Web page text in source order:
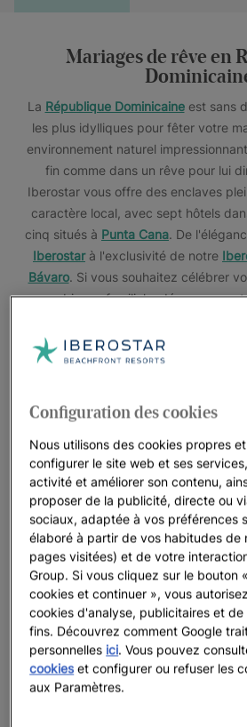
Mariages de rêve en
La République Dominicaineest sans
les plus idylliques pour fêter votre
environnement naturel
fin comme dans un rêve pour lui
Iberostar vous offre des enclaves
caractère local, avec sept hôtels
cinq situés à Punta Cana. De
Iberostarà l'exclusivité de notre
Bávaro. Si vous souhaitez célébrer
ambiance familiale, découvrez
coraux des Caraïbes et qui a inspiré
d'animaux sauvages, de flore, de
surplombant les eaux cristallines des
doute,Iberostar Selection Hacienda
idéal pour célébrer des mariages en
Puerto Plata , vous trouverez
un hôtel pensé pour les familles et
N'hésitez pas àcontacter nos
mariage
; quelle que soit votre
options incroyables à vous
mariage Tout Inclu à
Commencez à planifier et consultez la
de votre mariage
Configuration des cookies
Nous utilisons des cookies propres
configurer le site web et ses
activité et améliorer son contenu,
proposer de la publicité, directe ou
sociaux, adaptée à vos préférences
élaboré à partir de vos habitudes de
pages visitées) et de votre
Group. Si vous cliquez sur le bouton
cookies et continuer », vous
cookies d'analyse, publicitaires et
fins. Découvrez comment Google
personnelles ici. Vous pouvez
cookies et configurer ou refuser les
aux Paramètres.